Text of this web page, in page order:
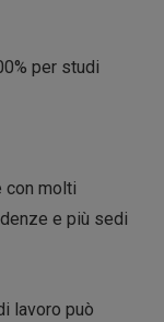
per studi
con molti
e più sedi
lavoro può